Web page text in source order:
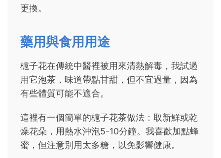
更換。
藥用與食用用途
槴子花在傳統中醫裡被用來清熱解毒，我試過
用它泡茶，味道帶點甘甜，但不宜過量，因為
有些體質可能不適合。
這裡有一個簡單的槴子花茶做法：取新鮮或乾
燥花朵，用熱水沖泡5-10分鐘。我喜歡加點蜂
蜜，但注意別用太多糖，以免影響健康。